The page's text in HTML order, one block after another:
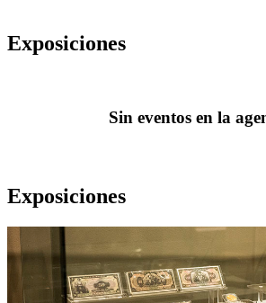
Exposiciones
Sin eventos en la
Exposiciones